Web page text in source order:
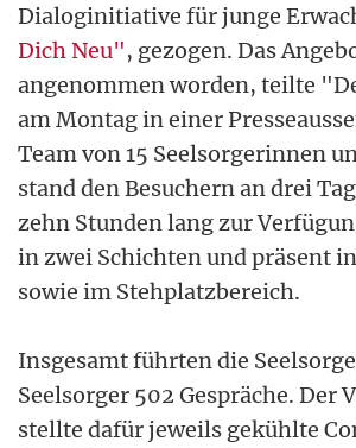
Dialoginitiative für junge
Dich Neu", gezogen. Das
angenommen worden, teilte
am Montag in einer
Team von 15 Seelsorgerinnen
stand den Besuchern an drei
zehn Stunden lang zur
in zwei Schichten und präsent
sowie im Stehplatzbereich.
Insgesamt führten die
Seelsorger 502 Gespräche. Der
stellte dafür jeweils gekühlte